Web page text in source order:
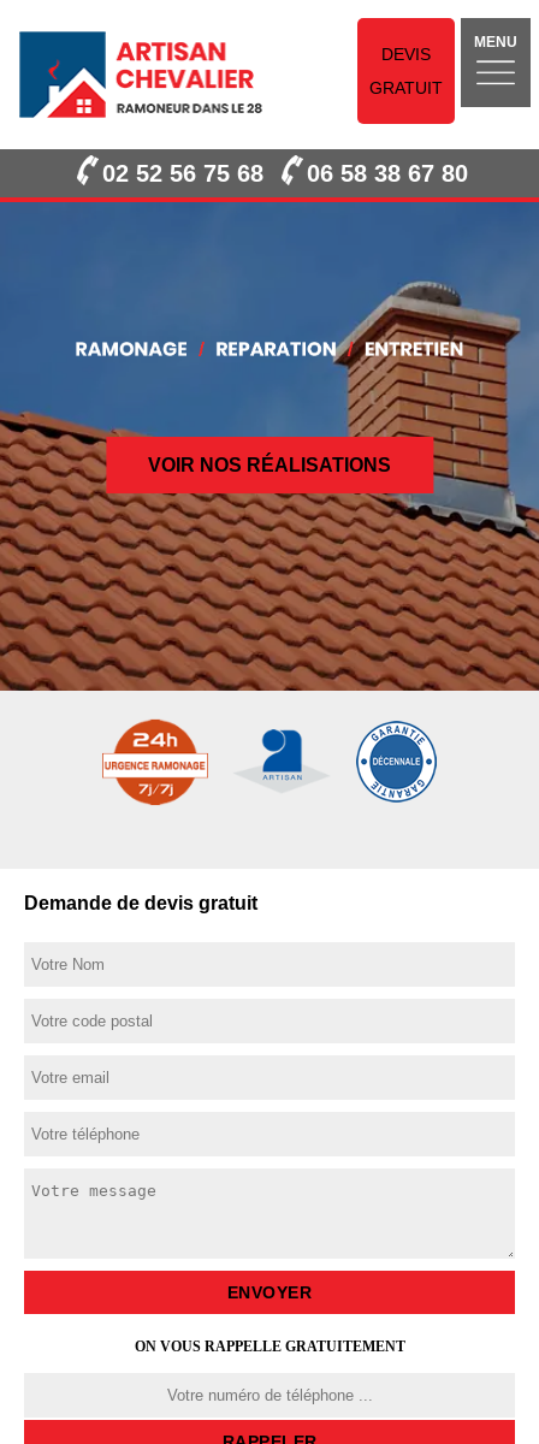
DEVIS
GRATUIT
MENU
02 52 56 75 68 06 58 38 67 80
VOIR NOS RÉALISATIONS
Demande de devis gratuit
ON VOUS RAPPELLE GRATUITEMENT